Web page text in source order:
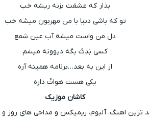
بذار که عشقت بزنه ریشه خب
تو که باشی دنیا با من مهربون میشه خب
دل من واست میشه آب عین شمع
کسی بَدِتُ بگه دیوونه میشم
از این به بعد…برنامه همینه آره
یکی هست هواتُ داره
کاشان موزیک
ترین اهنگ، آلبوم، ریمیکس و مداحی های روز و